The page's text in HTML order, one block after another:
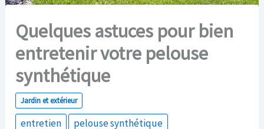
Quelques astuces pour bien
entretenir votre pelouse
synthétique
Jardin et extérieur
entretien pelouse synthétique